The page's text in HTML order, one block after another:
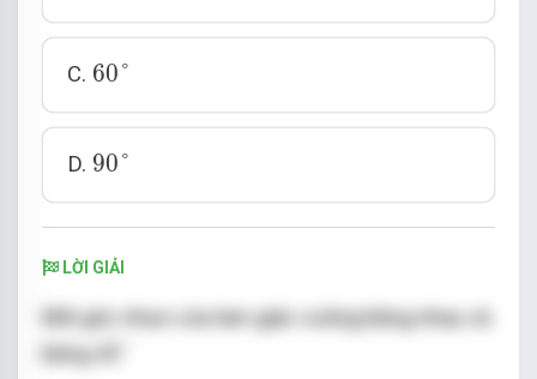
C. 60°
60°
D. 90°
90°
LỜI GIẢI
Mỗi góc nhọn của tam giác vuông bằng nhau và
bằng 45